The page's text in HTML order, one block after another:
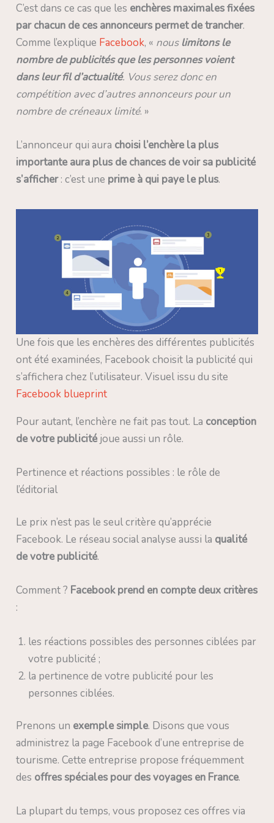
C’est dans ce cas que les enchères maximales fixées
par chacun de ces annonceurs permet de trancher.
Comme l’explique Facebook, « nous limitons le
nombre de publicités que les personnes voient
dans leur fil d’actualité. Vous serez donc en
compétition avec d’autres annonceurs pour un
nombre de créneaux limité. »
L’annonceur qui aura choisi l’enchère la plus
importante aura plus de chances de voir sa publicité
s’afficher: c’est une prime à qui paye le plus.
Une fois que les enchères des différentes publicités
ont été examinées, Facebook choisit la publicité qui
s’affichera chez l’utilisateur. Visuel issu du site
Facebook blueprint
Pour autant, l’enchère ne fait pas tout. La conception
de votre publicité joue aussi un rôle.
Pertinence et réactions possibles : le rôle de
l’éditorial
Le prix n’est pas le seul critère qu’apprécie
Facebook. Le réseau social analyse aussi la qualité
de votre publicité.
Comment ? Facebook prend en compte deux critères
:
les réactions possibles des personnes ciblées par
votre publicité ;
la pertinence de votre publicité pour les
personnes ciblées.
Prenons un exemple simple. Disons que vous
administrez la page Facebook d’une entreprise de
tourisme. Cette entreprise propose fréquemment
des offres spéciales pour des voyages en France.
La plupart du temps, vous proposez ces offres via